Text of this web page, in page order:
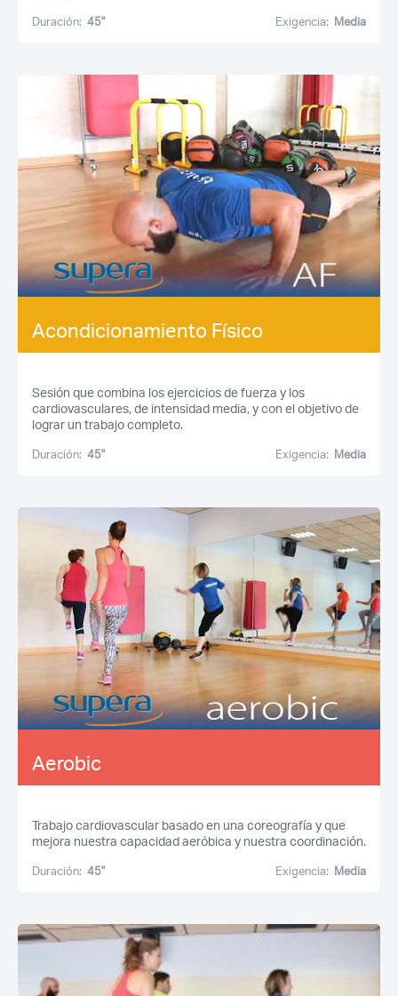
Duración: 45'' Exigencia: Media
Acondicionamiento Físico
Sesión que combina los ejercicios de fuerza y los
cardiovasculares, de intensidad media, y con el objetivo de
lograr un trabajo completo.
Duración: 45'' Exigencia: Media
Aerobic
Trabajo cardiovascular basado en una coreografía y que
mejora nuestra capacidad aeróbica y nuestra coordinación.
Duración: 45'' Exigencia: Media